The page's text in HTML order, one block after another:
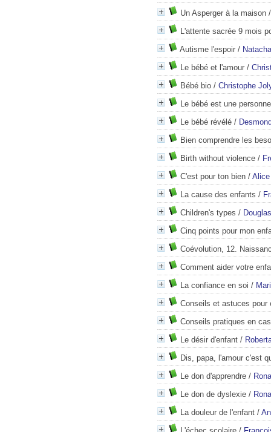
Un Asperger à la maison
L'attente sacrée 9 mois
Autisme l'espoir /
Le bébé et l'amour /
Bébé bio / Christophe
Le bébé est une personne
Le bébé révélé /
Bien comprendre les
Birth without violence /
C'est pour ton bien /
La cause des enfants /
Children's types /
Cinq points pour mon
Coévolution, 12.
Comment aider votre
La confiance en soi /
Conseils et astuces pour
Conseils pratiques en
Le désir d'enfant /
Dis, papa, l'amour c'est
Le don d'apprendre /
Le don de dyslexie /
La douleur de l'enfant /